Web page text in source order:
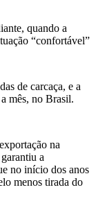
quando a
“confortável”
de carcaça, e a
mês, no Brasil.
na
a
no início dos anos
menos tirada do